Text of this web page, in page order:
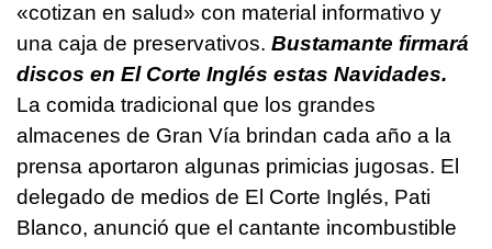
«cotizan en salud» con material informativo y
una caja de preservativos. Bustamante firmará
discos en El Corte Inglés estas Navidades.
La comida tradicional que los grandes
almacenes de Gran Vía brindan cada año a la
prensa aportaron algunas primicias jugosas. El
delegado de medios de El Corte Inglés, Pati
Blanco, anunció que el cantante incombustible